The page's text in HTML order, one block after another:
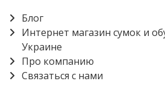
Блог
Интернет магазин сумок и
Украине
Про компанию
Связаться с нами